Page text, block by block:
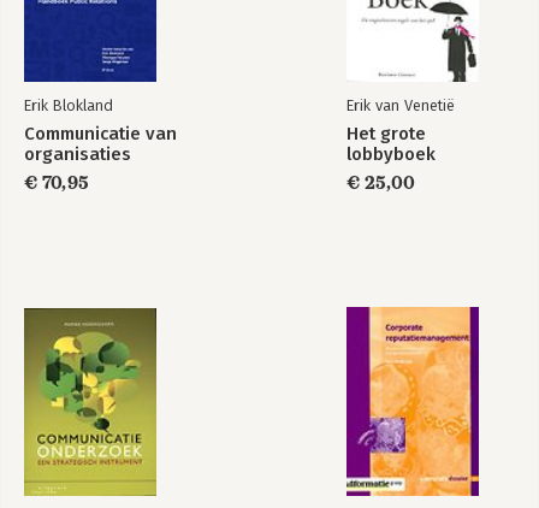
Het verhaal van een volwassen jongensdroom
7.6. Bloembureau Holland
Het verhaal van een kleurrijke sector
Het verhaal van een hotelketen
Samenvatting
Tot slot - Het Roodkapje verhaal in de versie van Perrault
Erik Blokland
Communicatie van
organisaties
€ 70,95
Erik van Venetië
Het grote
lobbyboek
€ 25,00